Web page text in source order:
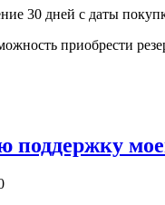
30 дней с даты
приобрести
поддержку